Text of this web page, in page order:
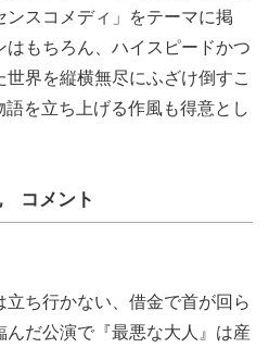
スコメディ」をテーマに掲
もちろん、ハイスピードかつ
界を縦横無尽にふざけ倒すこ
を立ち上げる作風も得意とし
コメント
ち行かない、借金で首が回ら
だ公演で『最悪な大人』は産